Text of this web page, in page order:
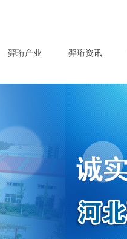
羿珩产业 羿珩资讯